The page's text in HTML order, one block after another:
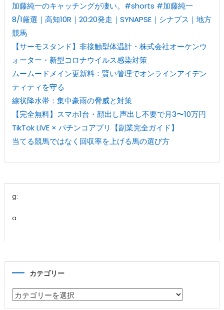
加藤純一のキャッチングが凄い。#shorts #加藤純一
8/1厳選｜高知10R｜20:20発走｜SYNAPSE｜シナプス｜地方
競馬
【サーモスタンド】非接触型体温計・株式会社オーケンウ
ォーター・新型コロナウイルス感染対策
ムームードメイン更新料：賢い管理でオンラインアイデン
ティティを守る
線状降水帯：集中豪雨の脅威と対策
【完全無料】スマホ1台・顔出し声出し不要で月3〜10万円
TikTok LIVE × パチンコアプリ【副業完全ガイド】
当てる競馬ではなく回収率を上げる馬の選び方
g:
a:
カテゴリー
カ
テ